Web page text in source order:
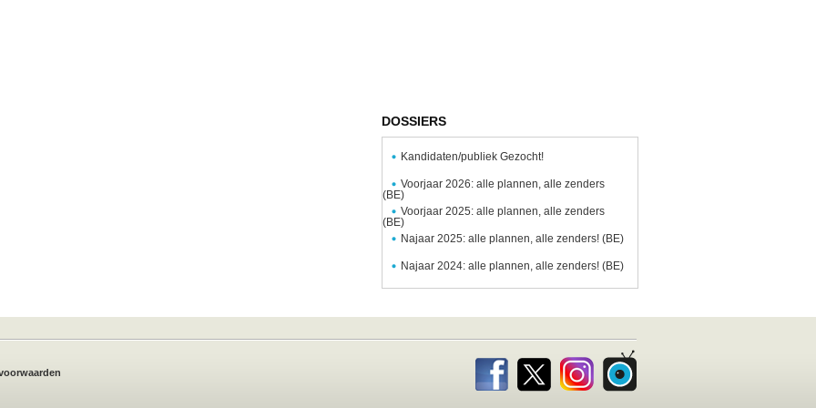
DOSSIERS
Kandidaten/publiek Gezocht!
Voorjaar 2026: alle plannen, alle zenders
(BE)
Voorjaar 2025: alle plannen, alle zenders
(BE)
Najaar 2025: alle plannen, alle zenders! (BE)
Najaar 2024: alle plannen, alle zenders! (BE)